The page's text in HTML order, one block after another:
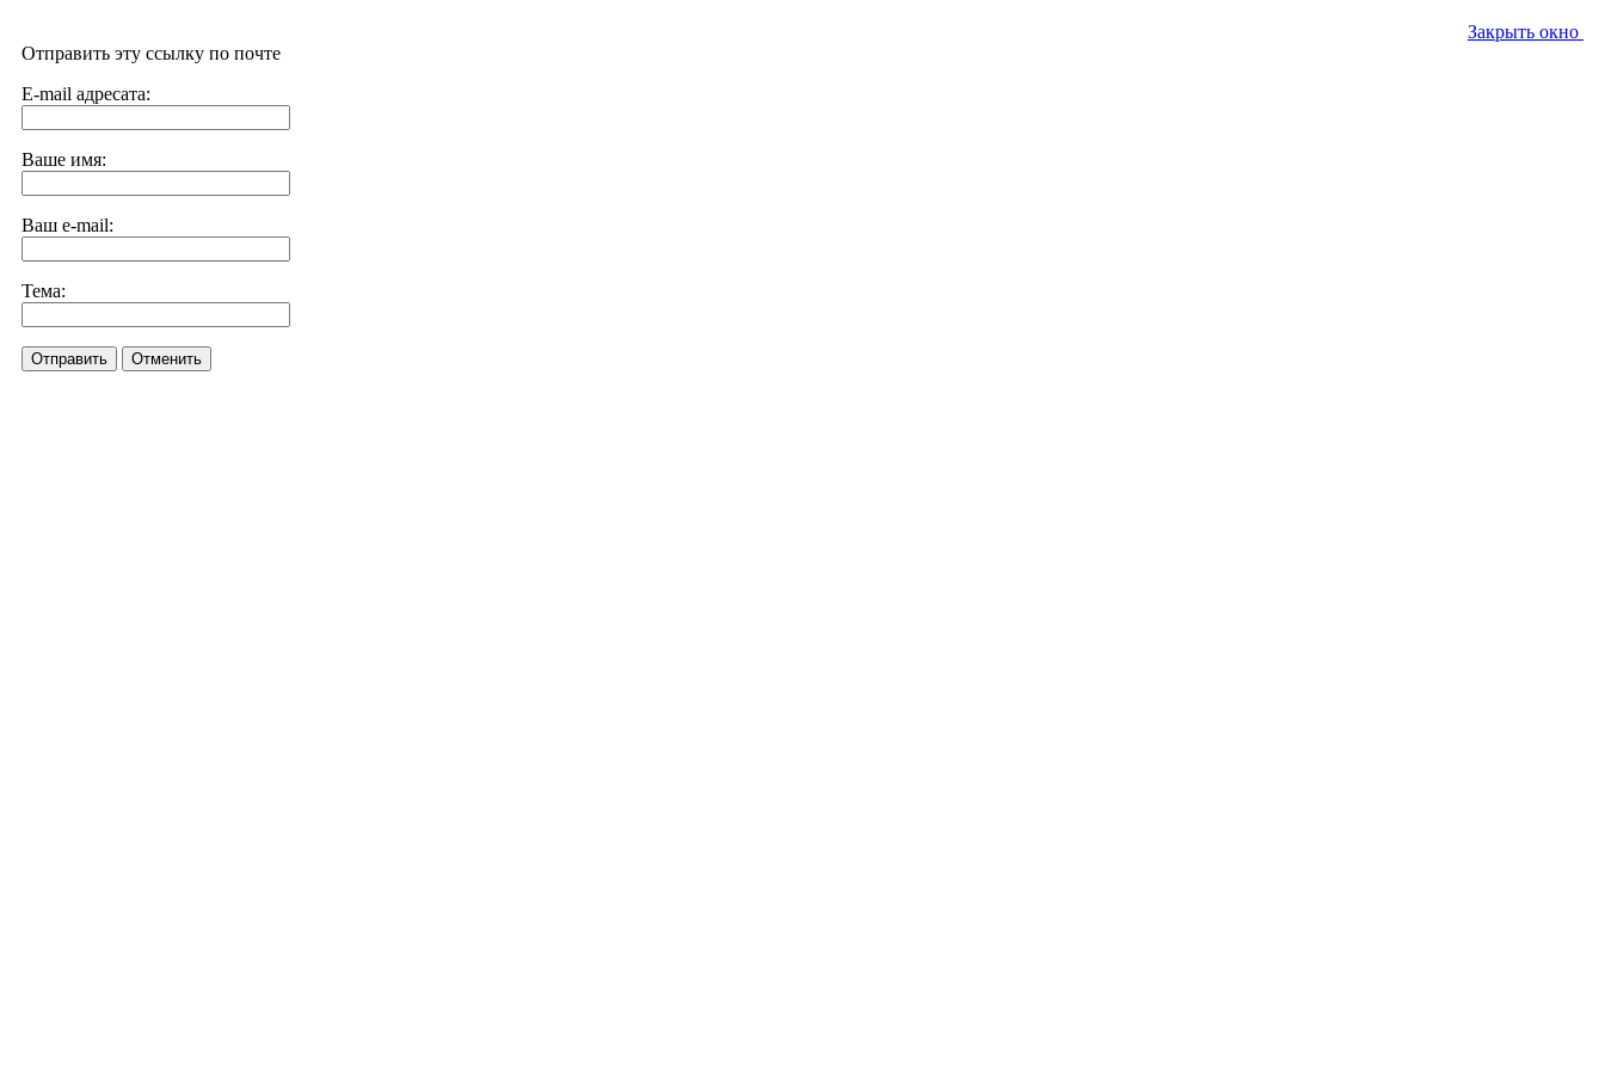
Закрыть окно
Отправить эту ссылку по почте
E-mail адресата:
Ваше имя:
Ваш e-mail:
Тема:
Отправить Отменить